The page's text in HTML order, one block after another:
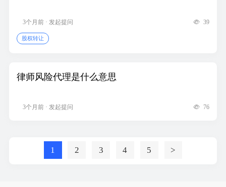
3个月前 · 发起提问 39
股权转让
律师风险代理是什么意思
3个月前 · 发起提问 76
1 2 3 4 5 >